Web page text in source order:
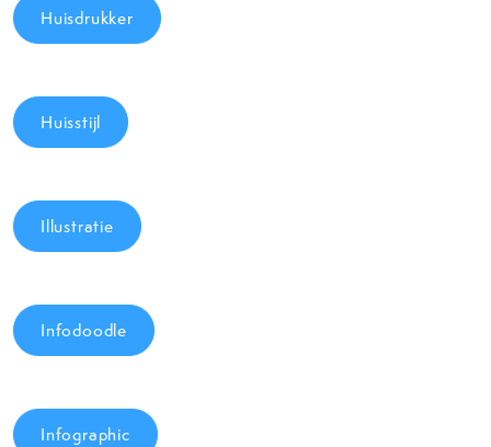
Huisdrukker
Huisstijl
Illustratie
Infodoodle
Infographic